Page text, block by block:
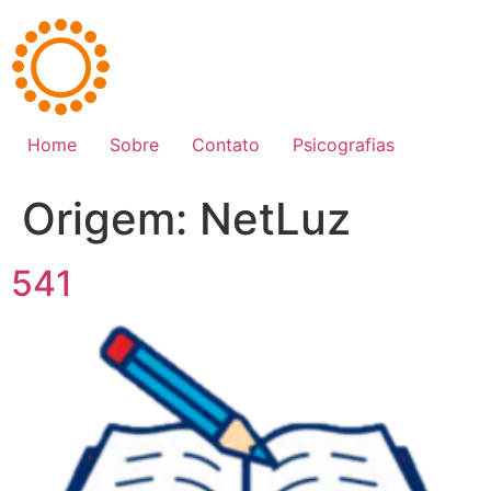
para
conteúdo
Home Sobre Contato Psicografias
Origem: NetLuz
541